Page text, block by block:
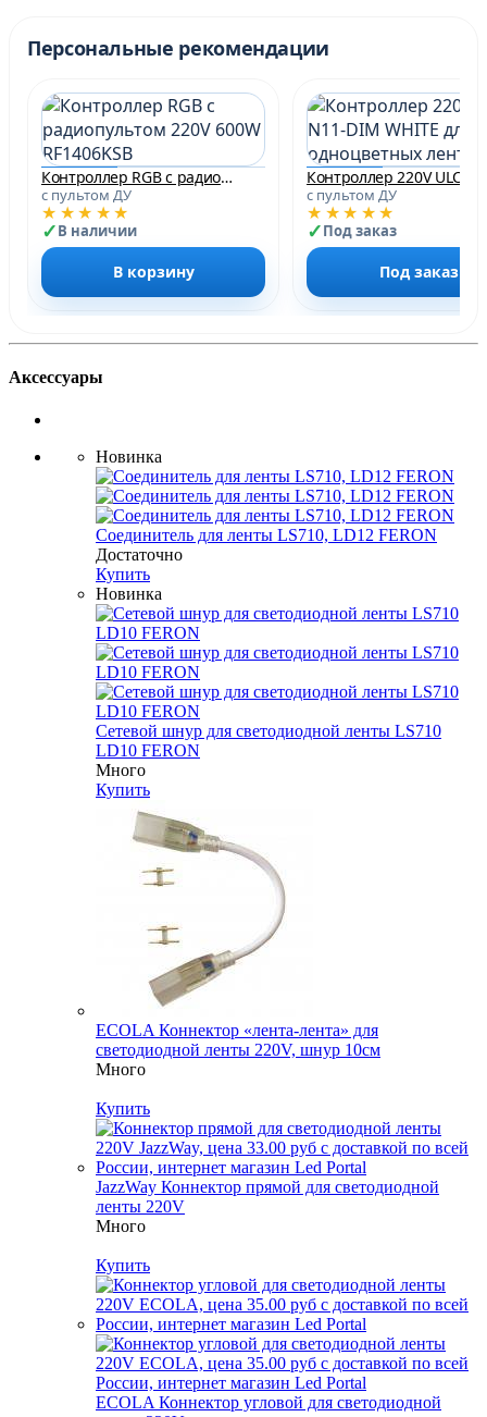
Персональные рекомендации
Контроллер RGB с радиопультом 220V 600W RF1406KSB
с пультом ДУ
★★★★★
В наличии
В корзину
с пультом ДУ
★★★★★
Под заказ
Под заказ
Аксессуары
Новинка
Соединитель для ленты LS710, LD12 FERON
Достаточно
Купить
Новинка
Сетевой шнур для светодиодной ленты LS710
LD10 FERON
Много
Купить
ECOLA Коннектор «лента-лента» для
светодиодной ленты 220V, шнур 10см
Много
Купить
JazzWay Коннектор прямой для светодиодной
ленты 220V
Много
Купить
ECOLA Коннектор угловой для светодиодной